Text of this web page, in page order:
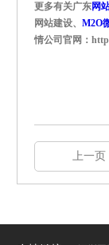
更多有关广东网
网站建设、 M2O
情公司官网：
上一页